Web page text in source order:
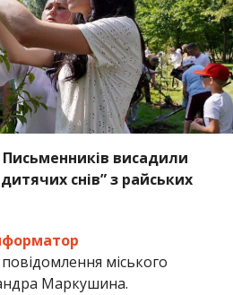
Письменників висадили
снів” з райських
міського
Маркушина.